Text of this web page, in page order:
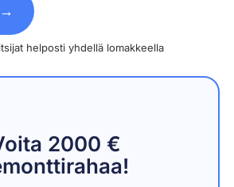
helposti yhdellä lomakkeella
2000 €